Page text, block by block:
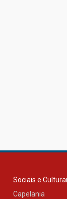
Sociais e
Capelania